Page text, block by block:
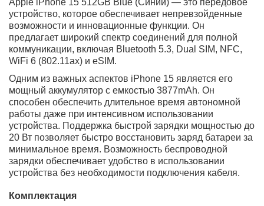
Синий iPhone 15 от Apple оснащен двойной камерой,
предоставляющей отличные возможности для
создания фотографий. Основная камера оборудована
сенсором Sony разрешением 48.0 Мп с диафрагмой
f/1.6. Кроме того, пользователь получает
широкоугольный модуль + макро объектив
разрешением 12.0 Мп и диафрагмой f/2.4.
Фронтальная камера имеет разрешение 12.0 Мп,
диафрагму f/1.9 и пиксельный размер 1.120 CMOS, что
позволяет сделать качественные селфи.
В смартфоне Айфон 15 реализован ряд
высокотехнологичных функций. Он оснащен
оптической стабилизацией изображения (OIS), что
помогает получить более четкие и стабильные
фотографии и видео. Камера поддерживает запись
кадров в секунду и имеет функцию HDR. Присутствует